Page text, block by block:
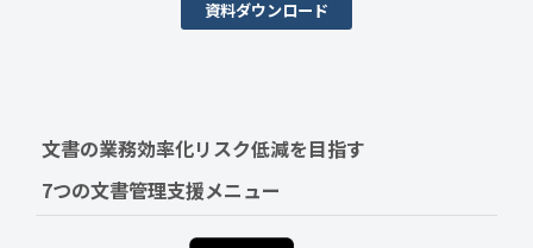
資料ダウンロード
文書の業務効率化リスク低減を目指す
7つの文書管理支援メニュー